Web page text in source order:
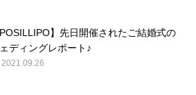
POSILLIPO】先日開催されたご結婚式の
ディングレポート♪
2021.09.26